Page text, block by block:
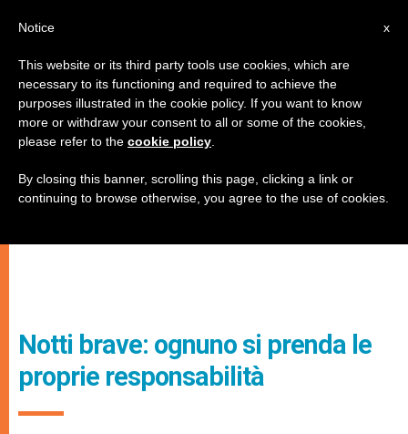
Notti brave: ognuno si prenda le
proprie responsabilità
x
Notice
This website or its third party tools use cookies, which are
necessary to its functioning and required to achieve the
purposes illustrated in the cookie policy. If you want to know
more or withdraw your consent to all or some of the cookies,
please refer to the cookie policy
By closing this banner, scrolling this page, clicking a link or
continuing to browse otherwise, you agree to the use of cookies.